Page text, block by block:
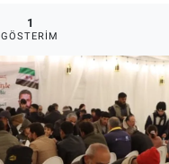
1
GÖSTERIM